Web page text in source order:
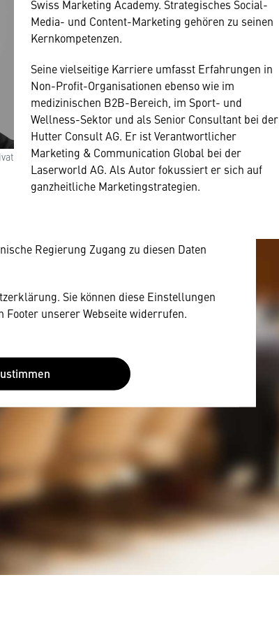
Swiss Marketing Academy. Strategisches Social-
Media- und Content-Marketing gehören zu seinen
Kernkompetenzen.
Seine vielseitige Karriere umfasst Erfahrungen in
Non-Profit-Organisationen ebenso wie im
medizinischen B2B-Bereich, im Sport- und
Wellness-Sektor und als Senior Consultant bei der
Hutter Consult AG. Er ist Verantwortlicher
Marketing & Communication Global bei der
Laserworld AG. Als Autor fokussiert er sich auf
ganzheitliche Marketingstrategien.
Inhalt anzeigen. Dafür benötigen wir
Regierung Zugang zu diesen Daten
Sie können diese Einstellungen
unserer Webseite widerrufen.